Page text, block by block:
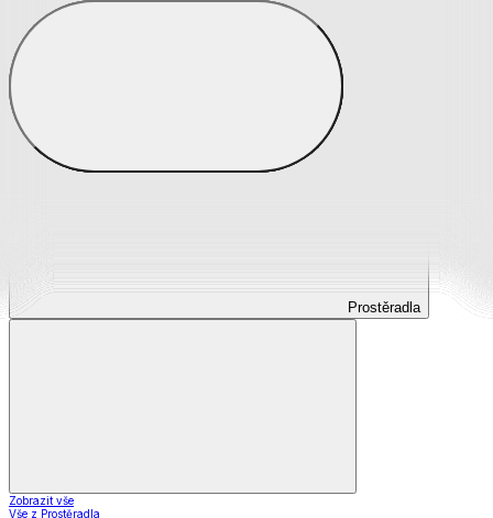
Prostěradla
Prostěradla
Zobrazit vše
Vše z Prostěradla